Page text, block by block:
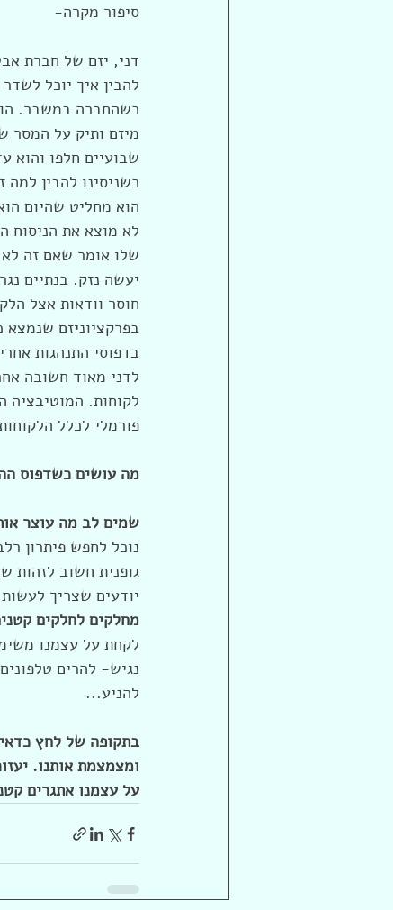
סיפור מקרה-
דני, יזם של חברת
להבין איך יוכל
כשהחברה במשבר.
מיזם ותיק על המסר
שבועיים חלפו והוא
כשניסינו להבין למה
הוא מחליט שהיום
לא מוצא את הניסוח
שלו אומר שאם זה
יעשה נזק. בנתיים
חוסר וודאות אצל
בפרקציוניזם
בדפוסי התנהגות
לדני מאוד חשובה
לקוחות. המוטיבציה
פורמלי לכלל
מה עושים כשדפוס
שמים לב מה עוצר
נוכל לחפש פיתרון
גופנית חשוב לזהות
יודעים שצריך
מחלקים לחלקים
לקחת על עצמנו
נגיש- להרים
להניע...
בתקופה של לחץ
ומצמצמת אותנו.
על עצמנו אתגרים